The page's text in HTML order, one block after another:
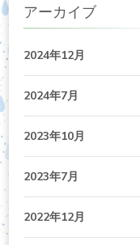
アーカイブ
2024年12月
2024年7月
2023年10月
2023年7月
2022年12月